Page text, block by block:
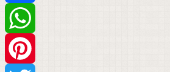
Facebook
WhatsApp